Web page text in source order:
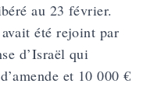
au 23 février.
été rejoint par
d’Israël qui
et 10 000 €